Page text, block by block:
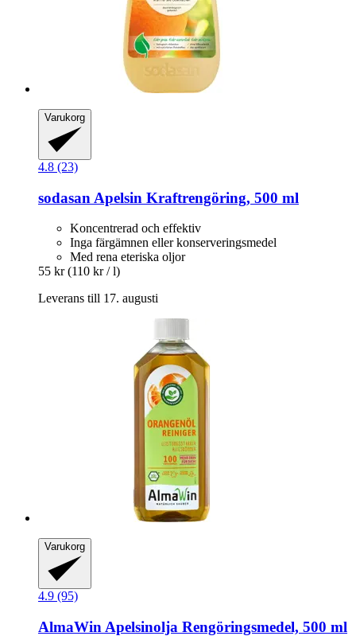
Varukorg
4.8 (23)
sodasan Apelsin Kraftrengöring, 500 ml
Koncentrerad och effektiv
Inga färgämnen eller konserveringsmedel
Med rena eteriska oljor
55 kr (110 kr / l)
Leverans till 17. augusti
Varukorg
4.9 (95)
AlmaWin Apelsinolja Rengöringsmedel, 500 ml